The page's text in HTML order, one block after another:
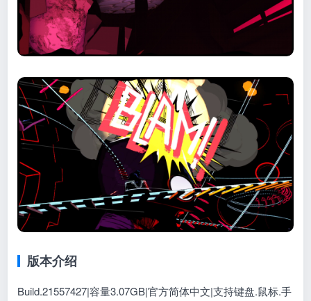
版本介绍
Build.21557427|容量3.07GB|官方简体中文|支持键盘.鼠标.手